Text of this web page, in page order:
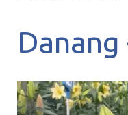
Danang